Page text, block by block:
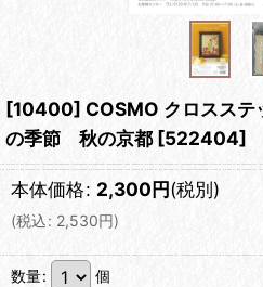
[10400] COSMO クロスステ
の季節 秋の京都 [522404]
本体価格: 2,300円(税別)
(税込: 2,530円)
数量: 個